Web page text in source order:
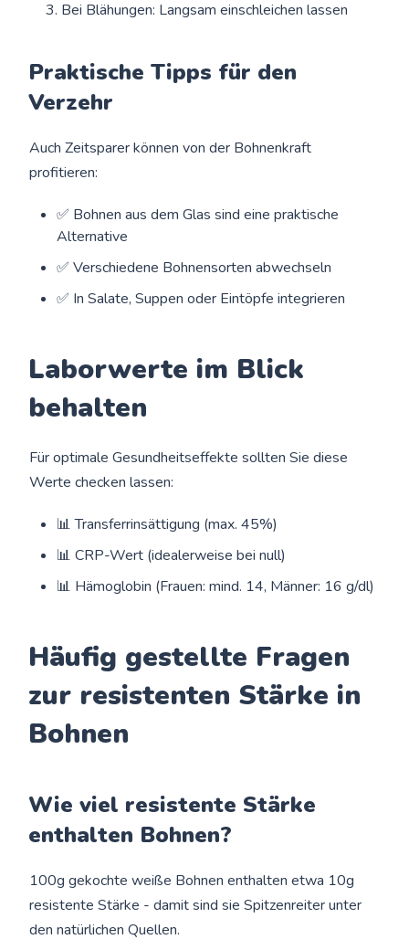
Bei Blähungen: Langsam einschleichen lassen
Praktische Tipps für den
Verzehr
Auch Zeitsparer können von der Bohnenkraft
profitieren:
✅ Bohnen aus dem Glas sind eine praktische
Alternative
✅ Verschiedene Bohnensorten abwechseln
✅ In Salate, Suppen oder Eintöpfe integrieren
Laborwerte im Blick
behalten
Für optimale Gesundheitseffekte sollten Sie diese
Werte checken lassen:
📊 Transferrinsättigung (max. 45%)
📊 CRP-Wert (idealerweise bei null)
📊 Hämoglobin (Frauen: mind. 14, Männer: 16 g/dl)
Häufig gestellte Fragen
zur resistenten Stärke in
Bohnen
Wie viel resistente Stärke
enthalten Bohnen?
100g gekochte weiße Bohnen enthalten etwa 10g
resistente Stärke - damit sind sie Spitzenreiter unter
den natürlichen Quellen.